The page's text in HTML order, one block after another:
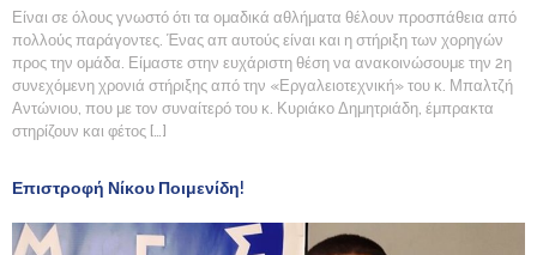
Είναι σε όλους γνωστό ότι τα ομαδικά αθλήματα θέλουν προσπάθεια από
πολλούς παράγοντες. Ένας απ αυτούς είναι και η στήριξη των χορηγών
προς την ομάδα. Είμαστε στην ευχάριστη θέση να ανακοινώσουμε την 2η
συνεχόμενη χρονιά στήριξης από την «Εργαλειοτεχνική» του κ. Μπαλτζή
Αντώνιου, που με τον συναίτερό του κ. Κυριάκο Δημητριάδη, έμπρακτα
στηρίζουν και φέτος […]
Επιστροφή Νίκου Ποιμενίδη!